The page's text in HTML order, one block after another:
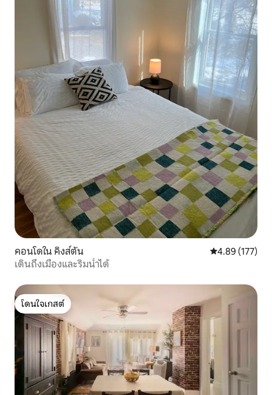
คอนโดใน คิงส์ตัน คะแนนเฉลี่ย
4.89 (177)
เดินถึงเมืองและริมน้ำได้
โดนใจเกสต์
โดนใจเกสต์